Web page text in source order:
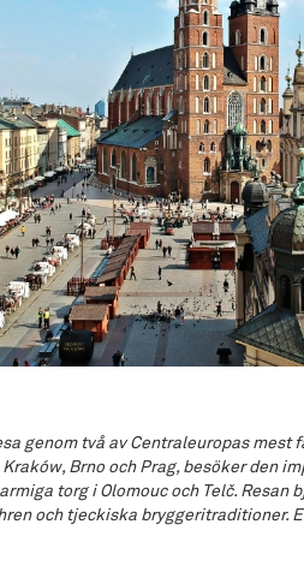
genom två av Centraleuropas mest
Brno och Prag, besöker den
torg i Olomouc och Telč. Resan
och tjeckiska bryggeritraditioner.